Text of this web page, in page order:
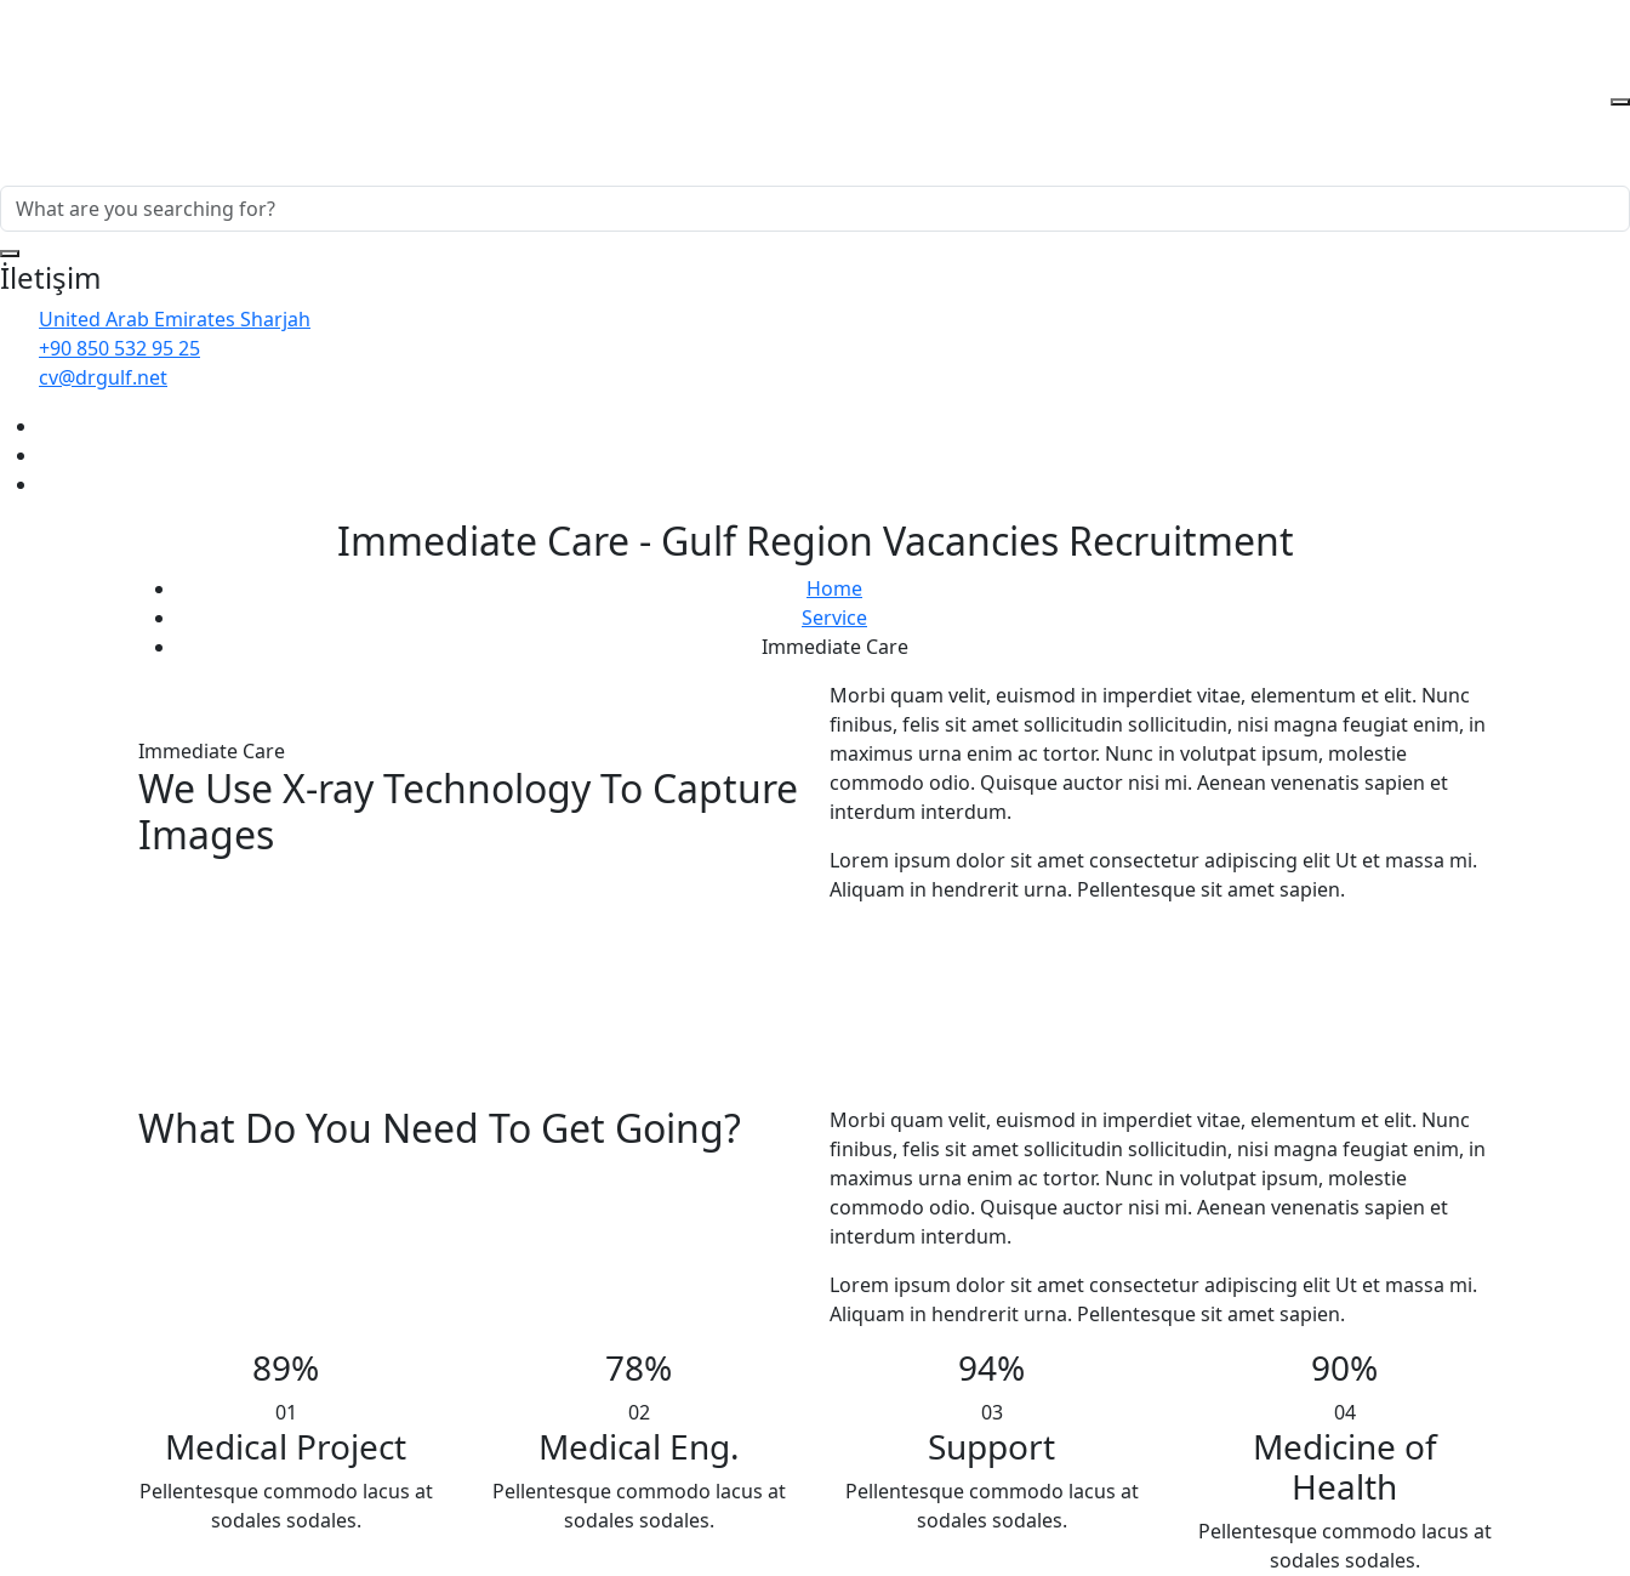
İletişim
United Arab Emirates Sharjah
+90 850 532 95 25
cv@drgulf.net
Immediate Care - Gulf Region Vacancies Recruitment
Home
Service
Immediate Care
Immediate Care
We Use X-ray Technology To Capture
Images
Morbi quam velit, euismod in imperdiet vitae, elementum et elit. Nunc
finibus, felis sit amet sollicitudin sollicitudin, nisi magna feugiat enim, in
maximus urna enim ac tortor. Nunc in volutpat ipsum, molestie
commodo odio. Quisque auctor nisi mi. Aenean venenatis sapien et
interdum interdum.
Lorem ipsum dolor sit amet consectetur adipiscing elit Ut et massa mi.
Aliquam in hendrerit urna. Pellentesque sit amet sapien.
What Do You Need To Get Going?
Morbi quam velit, euismod in imperdiet vitae, elementum et elit. Nunc
finibus, felis sit amet sollicitudin sollicitudin, nisi magna feugiat enim, in
maximus urna enim ac tortor. Nunc in volutpat ipsum, molestie
commodo odio. Quisque auctor nisi mi. Aenean venenatis sapien et
interdum interdum.
Lorem ipsum dolor sit amet consectetur adipiscing elit Ut et massa mi.
Aliquam in hendrerit urna. Pellentesque sit amet sapien.
89%
01
Medical Project
Pellentesque commodo lacus at
sodales sodales.
78%
02
Medical Eng.
Pellentesque commodo lacus at
sodales sodales.
94%
03
Support
Pellentesque commodo lacus at
sodales sodales.
90%
04
Medicine of
Health
Pellentesque commodo lacus at
sodales sodales.